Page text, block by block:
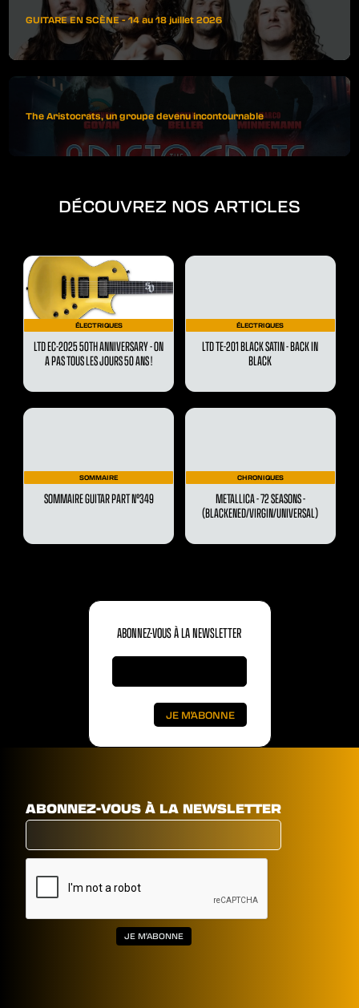
GUITARE EN SCÈNE - 14 au 18 juillet 2026
The Aristocrats, un groupe devenu incontournable
DÉCOUVREZ NOS ARTICLES
ÉLECTRIQUES
LTD EC-2025 50TH ANNIVERSARY - ON
A PAS TOUS LES JOURS 50 ANS !
ÉLECTRIQUES
LTD TE-201 BLACK SATIN - BACK IN
BLACK
SOMMAIRE
SOMMAIRE GUITAR PART N°349
CHRONIQUES
METALLICA - 72 SEASONS -
(BLACKENED/VIRGIN/UNIVERSAL)
ABONNEZ-VOUS À LA NEWSLETTER
ABONNEZ-VOUS À LA NEWSLETTER